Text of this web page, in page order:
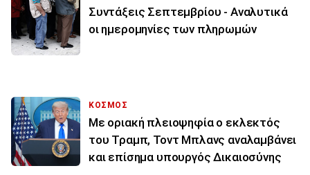
Συντάξεις Σεπτεμβρίου - Αναλυτικά
οι ημερομηνίες των πληρωμών
ΚΟΣΜΟΣ
Με οριακή πλειοψηφία ο εκλεκτός
του Τραμπ, Τοντ Μπλανς αναλαμβάνει
και επίσημα υπουργός Δικαιοσύνης